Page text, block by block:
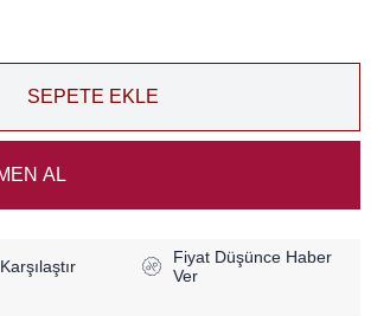
Karşılaştır
Fiyat Düşünce Haber
Ver